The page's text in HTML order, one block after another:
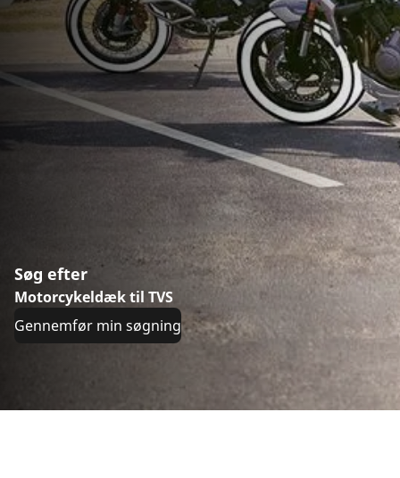
Søg efter
Motorcykeldæk til TVS
Gennemfør min søgning